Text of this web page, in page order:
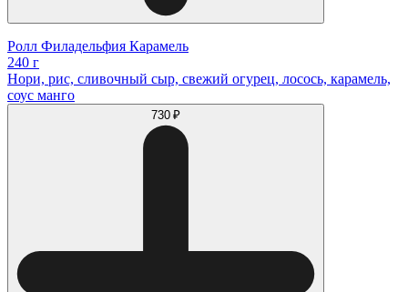
Ролл Филадельфия Карамель
240 г
Нори, рис, сливочный сыр, свежий огурец, лосось, карамель,
соус манго
730 ₽